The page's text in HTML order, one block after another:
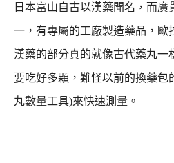
日本富山自古以漢藥聞名，而廣
一，有專屬的工廠製造藥品， 歐
漢藥的部分真的就像古代藥丸一
要吃好多顆， 難怪以前的換藥包
丸數量工具)來快速測量。